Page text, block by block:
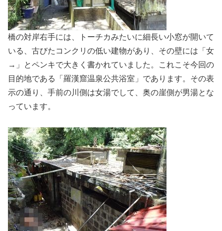
橋の対岸右手には、トーチカみたいに細長い小窓が開いて
いる、古びたコンクリの低い建物があり、その壁には「女
→」とペンキで大きく書かれていました。これこそ今回の
目的地である「羅漢窟温泉公共浴室」であります。その表
示の通り、手前の川側は女湯でして、奥の崖側が男湯とな
っています。